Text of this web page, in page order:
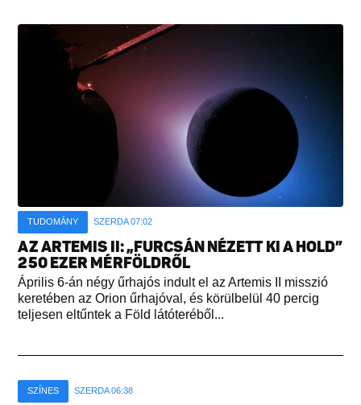
TUDOMÁNY SZERDA 07:02
AZ ARTEMIS II: „FURCSÁN NÉZETT KI A HOLD”
250 EZER MÉRFÖLDRŐL
Április 6-án négy űrhajós indult el az Artemis II misszió
keretében az Orion űrhajóval, és körülbelül 40 percig
teljesen eltűntek a Föld látóteréből...
SZÍNES SZERDA 06:38